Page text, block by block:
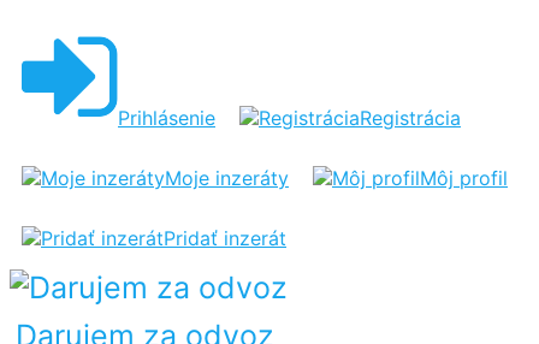
Prihlásenie Registrácia
Moje inzeráty Môj profil
Pridať inzerát
Darujem za odvoz